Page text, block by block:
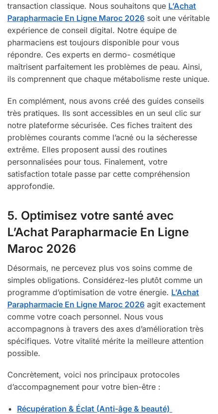
transaction classique. Nous souhaitons que L’Achat
Parapharmacie En Ligne Maroc 2026 soit une véritable
expérience de conseil digital. Notre équipe de
pharmaciens est toujours disponible pour vous
répondre. Ces experts en dermo- cosmétique
maîtrisent parfaitement les problèmes de peau. Ainsi,
ils comprennent que chaque métabolisme reste unique.
En complément, nous avons créé des guides conseils
très pratiques. Ils sont accessibles en un seul clic sur
notre plateforme sécurisée. Ces fiches traitent des
problèmes courants comme l’acné ou la sécheresse
extrême. Elles proposent aussi des routines
personnalisées pour tous. Finalement, votre
satisfaction totale passe par cette compréhension
approfondie.
5. Optimisez votre santé avec
L’Achat Parapharmacie En Ligne
Maroc 2026
Désormais, ne percevez plus vos soins comme de
simples obligations. Considérez-les plutôt comme un
programme d’optimisation de votre énergie. L’Achat
Parapharmacie En Ligne Maroc 2026 agit exactement
comme votre coach personnel. Nous vous
accompagnons à travers des axes d’amélioration très
spécifiques. Votre vitalité mérite la meilleure attention
possible.
Concrètement, voici nos principaux protocoles
d’accompagnement pour votre bien-être :
Récupération & Éclat (Anti-âge & beauté)